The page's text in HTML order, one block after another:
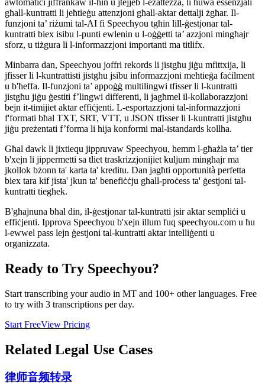
għall-kuntratti li jeħtieġu attenzjoni għall-aktar dettalji żgħar. Il-
funzjoni ta’ riżumi tal-AI fi Speechyou tgħin lill-ġestjonar tal-
kuntratti biex isibu l-punti ewlenin u l-oġġetti ta’ azzjoni mingħajr
sforz, u tiżgura li l-informazzjoni importanti ma titlifx.
Minbarra dan, Speechyou joffri rekords li jistgħu jiġu mfittxija, li
jfisser li l-kuntrattisti jistgħu jsibu informazzjoni meħtieġa faċilment
u b'ħeffa. Il-funzjoni ta’ appoġġ multilingwi tfisser li l-kuntratti
jistgħu jiġu ġestiti f’lingwi differenti, li jagħmel il-kollaborazzjoni
bejn it-timijiet aktar effiċjenti. L-esportazzjoni tal-informazzjoni
f'formati bħal TXT, SRT, VTT, u JSON tfisser li l-kuntratti jistgħu
jiġu preżentati f’forma li hija konformi mal-istandards kollha.
Għal dawk li jixtiequ jippruvaw Speechyou, hemm l-għażla ta’ tier
b'xejn li jippermetti sa tliet traskrizzjonijiet kuljum mingħajr ma
jkollok bżonn ta' karta ta' kreditu. Dan jagħti opportunità perfetta
biex tara kif jista' jkun ta' benefiċċju għall-proċess ta' ġestjoni tal-
kuntratti tiegħek.
B'għajnuna bħal din, il-ġestjonar tal-kuntratti jsir aktar sempliċi u
effiċjenti. Ipprova Speechyou b'xejn illum fuq speechyou.com u ħu
l-ewwel pass lejn ġestjoni tal-kuntratti aktar intelliġenti u
organizzata.
Ready to Try Speechyou?
Start transcribing your audio in MT and 100+ other languages. Free
to try with 3 transcriptions per day.
Start FreeView Pricing
Related Legal Use Cases
律师音频转录